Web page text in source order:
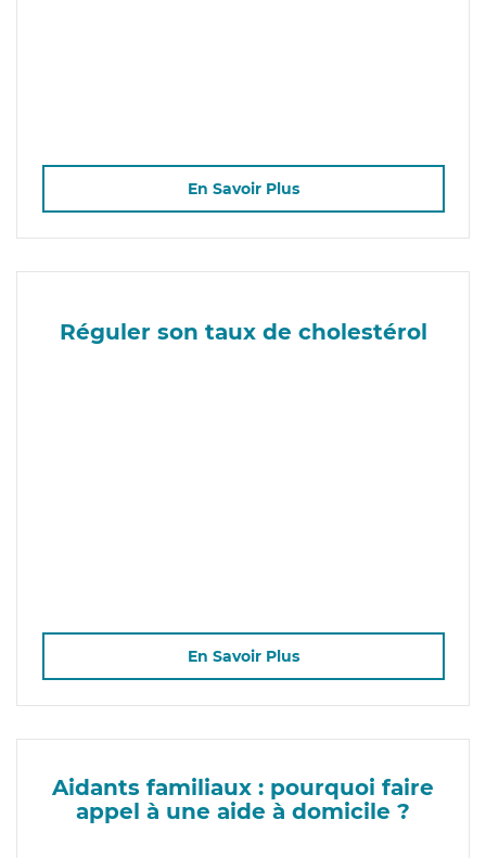
En Savoir Plus
Réguler son taux de cholestérol
En Savoir Plus
Aidants familiaux : pourquoi faire
appel à une aide à domicile ?